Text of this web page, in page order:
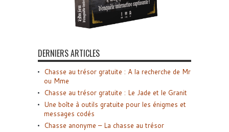
DERNIERS ARTICLES
Chasse au trésor gratuite : A la recherche de Mr
ou Mme
Chasse au trésor gratuite : Le Jade et le Granit
Une boîte à outils gratuite pour les énigmes et
messages codés
Chasse anonyme – La chasse au trésor